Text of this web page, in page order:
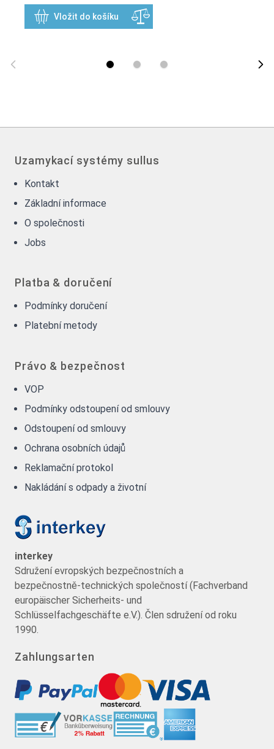
Vložit do košíku
Uzamykací systémy sullus
Kontakt
Základní informace
O společnosti
Jobs
Platba & doručení
Podmínky doručení
Platební metody
Právo & bezpečnost
VOP
Podmínky odstoupení od smlouvy
Odstoupení od smlouvy
Ochrana osobních údajů
Reklamační protokol
Nakládání s odpady a životní
interkey
Sdružení evropských bezpečnostních a
bezpečnostně-technických společností (Fachverband
europäischer Sicherheits- und
Schlüsselfachgeschäfte e.V.). Člen sdružení od roku
1990.
Zahlungsarten